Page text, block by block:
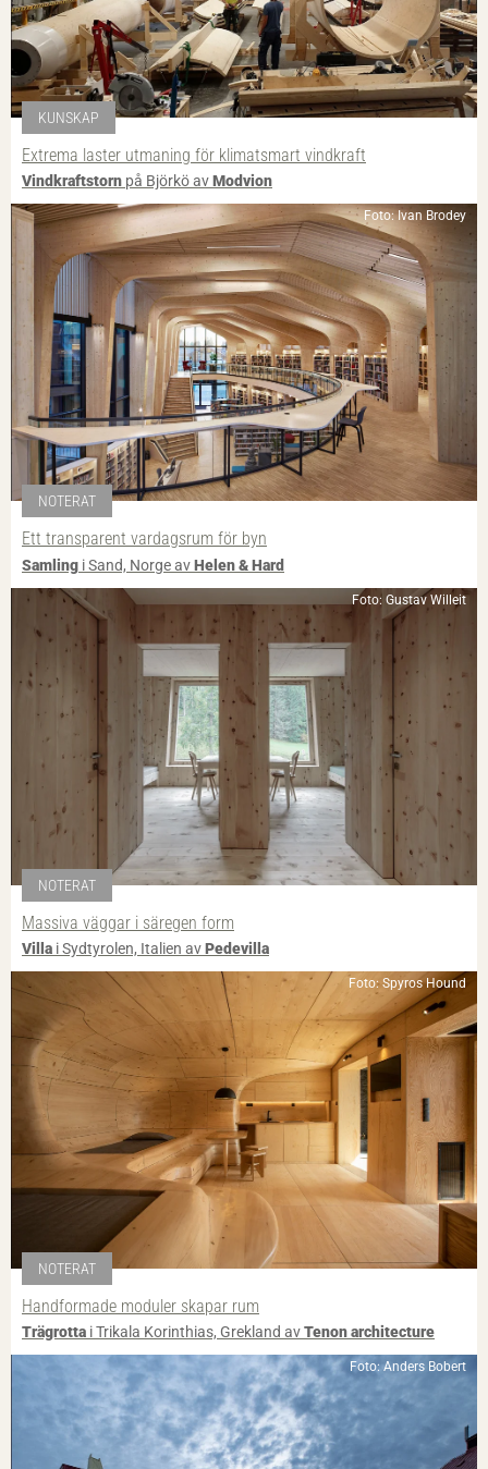
KUNSKAP
Extrema laster utmaning för klimatsmart vindkraft
Vindkraftstorn på Björkö avModvion
Foto: Ivan Brodey
NOTERAT
Ett transparent vardagsrum för byn
Samling i Sand, Norge avHelen & Hard
Foto: Gustav Willeit
NOTERAT
Massiva väggar i säregen form
Villa i Sydtyrolen, Italien avPedevilla
Foto: Spyros Hound
NOTERAT
Handformade moduler skapar rum
Trägrotta i Trikala Korinthias, Grekland avTenon architecture
Foto: Anders Bobert